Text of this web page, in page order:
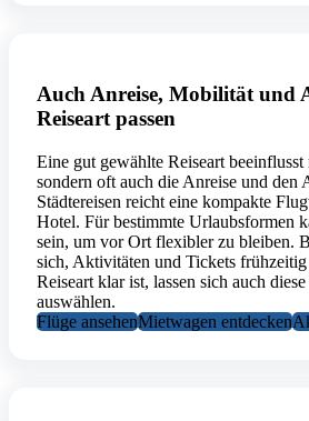
Auch Anreise, Mobilität und
Reiseart passen
Eine gut gewählte Reiseart
sondern oft auch die Anreise und
Städtereisen reicht eine kompakte
Hotel. Für bestimmte Urlaubsformen
sein, um vor Ort flexibler zu bleiben.
sich, Aktivitäten und Tickets
Reiseart klar ist, lassen sich auch
auswählen.
Flüge ansehenMietwagen entdecken